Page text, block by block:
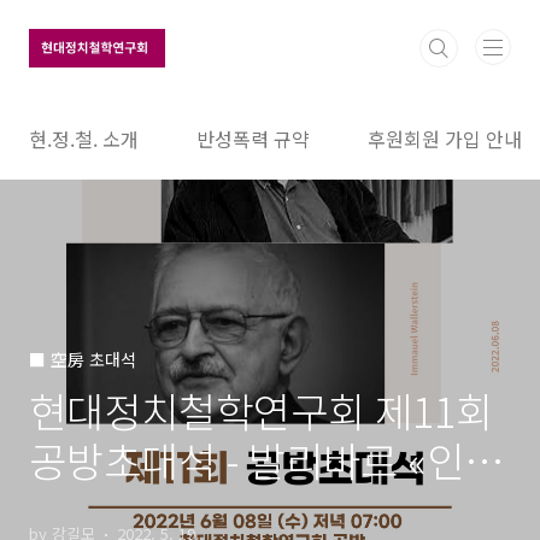
현.정.철. 소개 반성폭력 규약 후원회원 가입 안내
■ 空房 초대석
현대정치철학연구회 제11회
공방초대석 - 발리바르 «인
종, 국민, 계급» 출판 기념 북
by 강길모 2022. 5. 19.